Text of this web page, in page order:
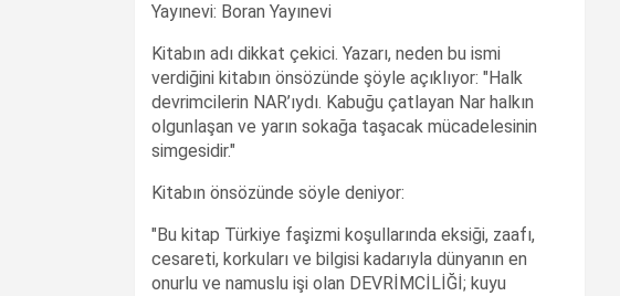
Yayınevi: Boran Yayınevi
Kitabın adı dikkat çekici. Yazarı, neden bu ismi
verdiğini kitabın önsözünde şöyle açıklıyor: "Halk
devrimcilerin NAR’ıydı. Kabuğu çatlayan Nar halkın
olgunlaşan ve yarın sokağa taşacak mücadelesinin
simgesidir."
Kitabın önsözünde söyle deniyor:
"Bu kitap Türkiye faşizmi koşullarında eksiği, zaafı,
cesareti, korkuları ve bilgisi kadarıyla dünyanın en
onurlu ve namuslu işi olan DEVRİMCİLİĞİ; kuyu